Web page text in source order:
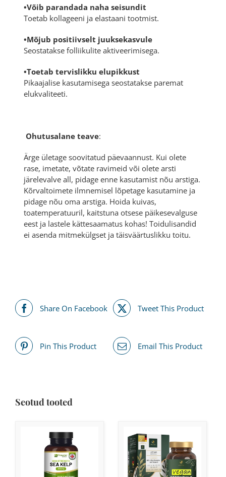
•Võib parandada naha seisundit
Toetab kollageeni ja elastaani tootmist.
•Mõjub positiivselt juuksekasvule
Seostatakse folliikulite aktiveerimisega.
•Toetab tervislikku elupikkust
Pikaajalise kasutamisega seostatakse paremat
elukvaliteeti.
Ohutusalane teave:
Ärge ületage soovitatud päevaannust. Kui olete
rase, imetate, võtate ravimeid või olete arsti
järelevalve all, pidage enne kasutamist nõu arstiga.
Kõrvaltoimete ilmnemisel lõpetage kasutamine ja
pidage nõu oma arstiga. Hoida kuivas,
toatemperatuuril, kaitstuna otsese päikesevalguse
eest ja lastele kättesaamatus kohas! Toidulisandid
ei asenda mitmekülgset ja täisväärtuslikku toitu.
Share On Facebook Tweet This Product
Pin This Product Email This Product
Seotud tooted